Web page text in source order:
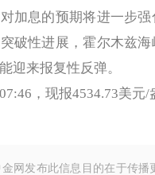
加息的预期将进一步
破性进展，霍尔木兹
迎来报复性反弹。
，现报4534.73美元/
金网发布此信息目的在于传